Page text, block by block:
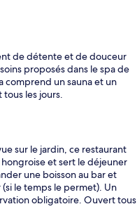
de détente et de douceur
proposés dans le spa de
comprend un sauna et un
tous les jours.
sur le jardin, ce restaurant
et sert le déjeuner
une boisson au bar et
le temps le permet). Un
obligatoire. Ouvert tous